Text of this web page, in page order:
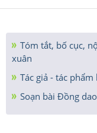
Tóm tắt, bố cục,
xuân
Tác giả - tác
Soạn bài Đồng